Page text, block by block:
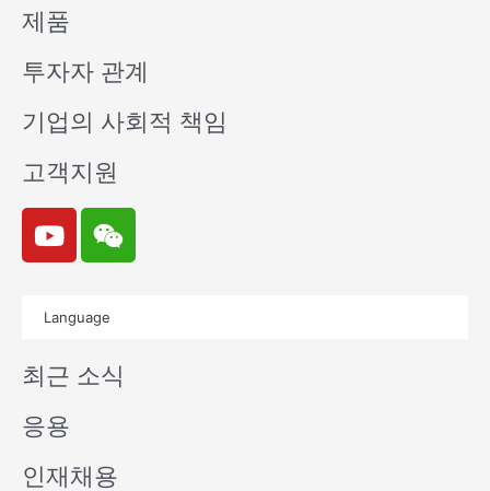
제품
투자자 관계
기업의 사회적 책임
고객지원
Y
o
u
e
W
e
i
n
Language
최근 소식
응용
인재채용